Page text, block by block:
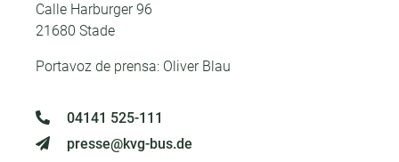
Calle Harburger 96
21680 Stade
Portavoz de prensa: Oliver Blau
04141 525-111
presse@kvg-bus.de